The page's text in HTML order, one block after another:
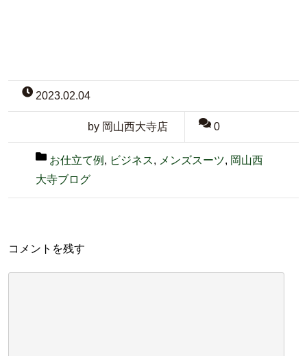
2023.02.04
by 岡山西大寺店 0
お仕立て例 , ビジネス, メンズスーツ, 岡山西
大寺ブログ
コメントを残す